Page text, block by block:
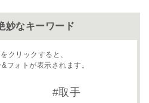
妙なキーワード
クリックすると、
フォトが表示されます。
取手